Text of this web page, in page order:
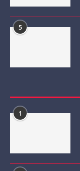
5
1